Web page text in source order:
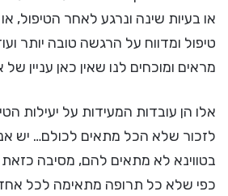
או בעיות שינה ונרגע לאחר הטיפול,
טיפול ומדווח על הרגשה טובה יותר
מראים ומוכחים לנו שאין כאן עניין של
אלו הן עובדות המעידות על יעילות
לזכור שלא הכל מתאים לכולם… יש
בטווינא לא מתאים להם, מסיבה
כפי שלא כל תרופה מתאימה לכל